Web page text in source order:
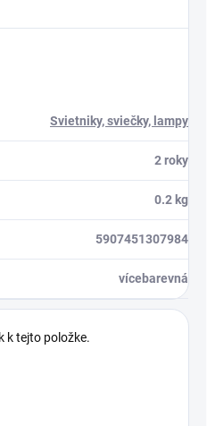
Svietniky, sviečky, lampy
2 roky
0.2 kg
5907451307984
vícebarevná
k tejto položke.